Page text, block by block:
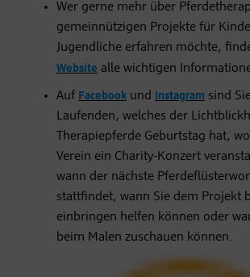
Wer gerne mehr über
gemeinnützigen Projekte für
Jugendliche erfahren möchte,
Website alle wichtigen
Auf Facebook und Instagram sind
Laufenden, welches der
Therapiepferde Geburtstag hat,
Verein ein Charity-Konzert
wann der nächste
stattfindet, wann Sie dem Projekt
einbringen helfen können oder
beim Malen zuschauen können.